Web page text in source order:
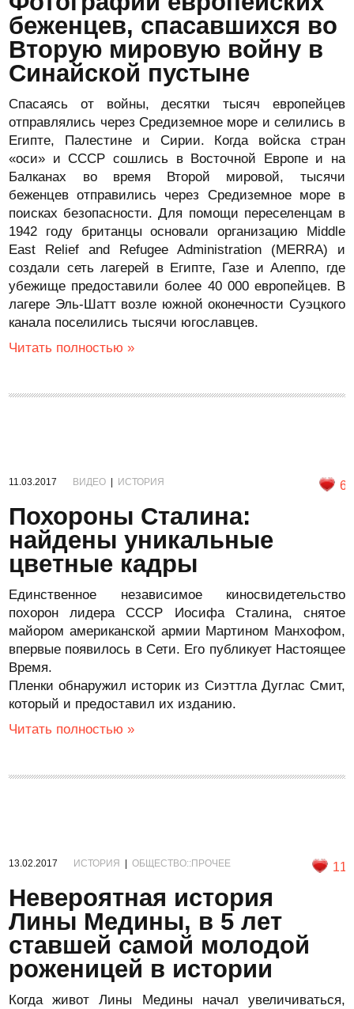
беженцев, спасавшихся во
Вторую мировую войну в
Синайской пустыне
Спасаясь от войны, десятки тысяч европейцев
отправлялись через Средиземное море и селились в
Египте, Палестине и Сирии. Когда войска стран
«оси» и СССР сошлись в Восточной Европе и на
Балканах во время Второй мировой, тысячи
беженцев отправились через Средиземное море в
поисках безопасности. Для помощи переселенцам в
1942 году британцы основали организацию Middle
East Relief and Refugee Administration (MERRA) и
создали сеть лагерей в Египте, Газе и Алеппо, где
убежище предоставили более 40 000 европейцев. В
лагере Эль-Шатт возле южной оконечности Суэцкого
канала поселились тысячи югославцев.
Читать полностью »
11.03.2017 ВИДЕО ИСТОРИЯ 6
Похороны Сталина:
найдены уникальные
цветные кадры
Единственное независимое киносвидетельство
похорон лидера СССР Иосифа Сталина, снятое
майором американской армии Мартином Манхофом,
впервые появилось в Сети. Его публикует Настоящее
Время.
Пленки обнаружил историк из Сиэттла Дуглас Смит,
который и предоставил их изданию.
Читать полностью »
13.02.2017 ИСТОРИЯ |ОБЩЕСТВО::ПРОЧЕЕ 11
Невероятная история
Лины Медины, в 5 лет
ставшей самой молодой
роженицей в истории
Когда живот Лины Медины начал увеличиваться,